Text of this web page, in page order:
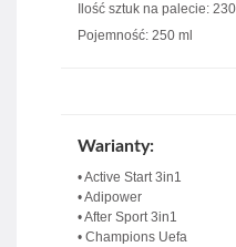
Ilość sztuk na palecie:
Pojemność: 250 ml
Warianty:
• Active Start 3in1
• Adipower
• After Sport 3in1
• Champions Uefa